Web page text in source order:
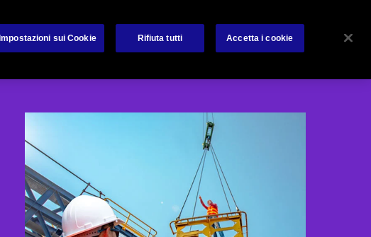
About usAvviso per i clientiReclamiContatti
Impostazioni sui Cookie Rifiuta tutti Accetta i cookie